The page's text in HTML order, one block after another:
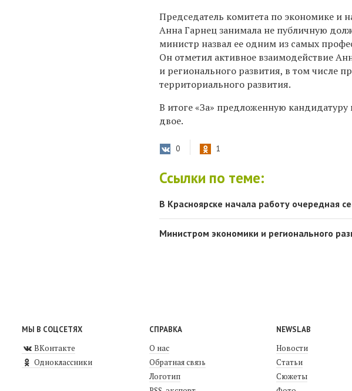
Председатель комитета по экономике и
Анна Гарнец занимала не публичную
министр назвал ее одним из самых
Он отметил активное взаимодействие
и регионального развития, в том числе
территориального развития.
В итоге «За» предложенную кандидатуру
двое.
0 1
Ссылки по теме:
В Красноярске начала работу очередная
Министром экономики и регионального
МЫ В СОЦСЕТЯХ
ВКонтакте
Одноклассники
СПРАВКА
О нас
Обратная связь
Логотип
NEWSLAB
Новости
Статьи
Сюжеты